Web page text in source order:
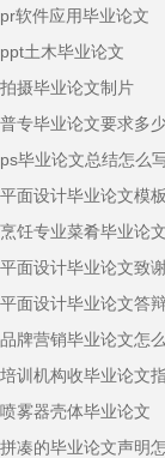
pr软件应用毕业论文
ppt土木毕业论文
拍摄毕业论文制片
普专毕业论文要求多
ps毕业论文总结怎么
平面设计毕业论文模
烹饪专业菜肴毕业论文
平面设计毕业论文致
平面设计毕业论文答
品牌营销毕业论文怎
培训机构收毕业论文
喷雾器壳体毕业论文
拼凑的毕业论文声明